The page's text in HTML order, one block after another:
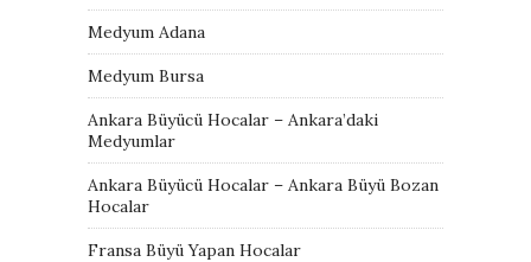
Medyum Adana
Medyum Bursa
Ankara Büyücü Hocalar – Ankara’daki
Medyumlar
Ankara Büyücü Hocalar – Ankara Büyü Bozan
Hocalar
Fransa Büyü Yapan Hocalar